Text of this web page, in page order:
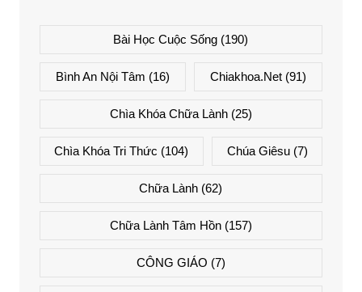
Bài Học Cuộc Sống (190)
Bình An Nội Tâm (16) Chiakhoa.net (91)
Chìa Khóa Chữa Lành(25)
Chìa Khóa Tri Thức (104) Chúa Giêsu(7)
Chữa Lành (62)
Chữa Lành Tâm Hồn(157)
CÔNG GIÁO (7)